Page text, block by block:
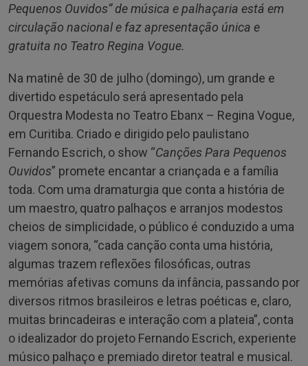
Pequenos Ouvidos” de música e palhaçaria está em
circulação nacional e faz apresentação única e
gratuita no Teatro Regina Vogue.
Na matinê de 30 de julho (domingo), um grande e
divertido espetáculo será apresentado pela
Orquestra Modesta no Teatro Ebanx – Regina Vogue,
em Curitiba. Criado e dirigido pelo paulistano
Fernando Escrich, o show “Canções Para Pequenos
Ouvidos” promete encantar a criançada e a família
toda. Com uma dramaturgia que conta a história de
um maestro, quatro palhaços e arranjos modestos
cheios de simplicidade, o público é conduzido a uma
viagem sonora, “cada canção conta uma história,
algumas trazem reflexões filosóficas, outras
memórias afetivas comuns da infância, passando por
diversos ritmos brasileiros e letras poéticas e, claro,
muitas brincadeiras e interação com a plateia”, conta
o idealizador do projeto Fernando Escrich, experiente
músico palhaço e premiado diretor teatral e musical.